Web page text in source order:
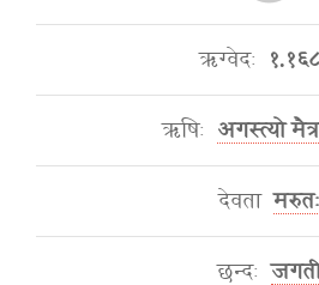
ऋग्वेदः
ऋषिः अगस्त्यो
देवता मरुतः
छन्दः